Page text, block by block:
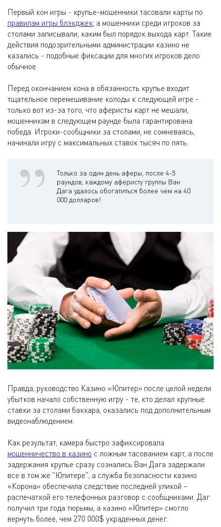
Первый кон игры - крупье-мошенники тасовали карты по
правилам игры блэкджек , а мошенники среди игроков за
столами записывали, каким был порядок выхода карт. Такие
действия подозрительными администрации казино не
казались - подобные фиксации для многих игроков дело
обычное.
Перед окончанием кона в обязанность крупье входит
тщательное перемешивание колоды к следующей игре -
только вот из-за того, что аферисты карт не мешали,
мошенникам в следующем раунде была гарантирована
победа. Игроки-сообщники за столами, не сомневаясь,
начинали игру с максимальных ставок тысяч по пять.
Только за один день аферы, после 4-5
раундов, каждому аферисту группы Ван
Дага удалось обогатиться более чем на 40
000 долларов!
Правда, руководство Казино «Юпитер» после целой недели
убытков начало собственную игру - те, кто делал крупные
ставки за столами баккара, оказались под дополнительным
видеонаблюдением.
Как результат, камера быстро зафиксировала
мошенничество в казино с ложным тасованием карт, а после
задержания крупье сразу сознались.Ван Дага задержали
все в том же "Юпитере", а служба безопасности казино
«Корона» обеспечила следствие последней уликой –
распечаткой его телефонных разговор с сообщниками. Даг
получил три года тюрьмы, а казино «Юпитер» смогло
вернуть более, чем 270 000$ украденных денег.